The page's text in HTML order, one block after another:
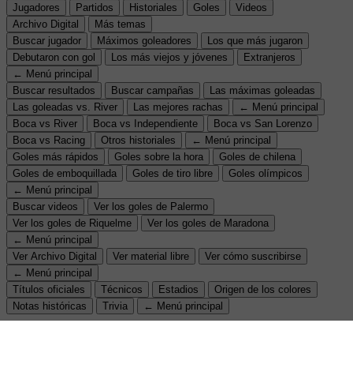
Jugadores
Partidos Historiales Goles
Videos
Archivo Digital
Más temas
Buscar jugador
Máximos goleadores
Los que más jugaron
Debutaron con gol
Los más viejos y jóvenes
Extranjeros
← Menú principal
Buscar resultados
Buscar campañas
Las máximas goleadas
Las goleadas vs. River
Las mejores rachas
← Menú principal
Boca vs River
Boca vs Independiente
Boca vs San Lorenzo
Boca vs Racing
Otros historiales
← Menú principal
Goles más rápidos
Goles sobre la hora
Goles de chilena
Goles de emboquillada
Goles de tiro libre
Goles olímpicos
← Menú principal
Buscar videos
Ver los goles de Palermo
Ver los goles de Riquelme
Ver los goles de Maradona
← Menú principal
Ver Archivo Digital
Ver material libre
Ver cómo suscribirse
← Menú principal
Títulos oficiales
Técnicos Estadios
Origen de los colores
Notas históricas
Trivia ← Menú principal